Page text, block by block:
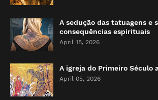
A sedução das tatuagens e
consequências espirituais
April 18, 2026
A igreja do Primeiro Século
April 05, 2026